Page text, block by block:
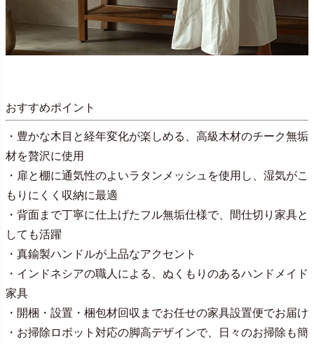
おすすめポイント
・豊かな木目と経年変化が楽しめる、高級木材のチーク無垢
材を贅沢に使用
・扉と棚に通気性のよいラタンメッシュを使用し、湿気がこ
もりにくく収納に最適
・背面まで丁寧に仕上げたフル無垢仕様で、間仕切り家具と
しても活躍
・真鍮製ハンドルが上品なアクセント
・インドネシアの職人による、ぬくもりのあるハンドメイド
家具
・開梱・設置・梱包材回収までお任せの家具設置便でお届け
・お掃除ロボット対応の脚高デザインで、日々のお掃除も簡